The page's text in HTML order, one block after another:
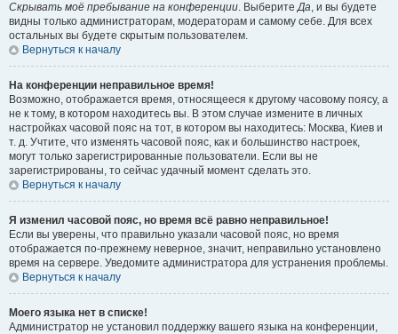
Скрывать моё пребывание на конференции. ВыберитеДа, и вы будете
видны только администраторам, модераторам и самому себе. Для всех
остальных вы будете скрытым пользователем.
Вернуться к началу
На конференции неправильное время!
Возможно, отображается время, относящееся к другому часовому поясу, а
не к тому, в котором находитесь вы. В этом случае измените в личных
настройках часовой пояс на тот, в котором вы находитесь: Москва, Киев и
т. д. Учтите, что изменять часовой пояс, как и большинство настроек,
могут только зарегистрированные пользователи. Если вы не
зарегистрированы, то сейчас удачный момент сделать это.
Вернуться к началу
Я изменил часовой пояс, но время всё равно неправильное!
Если вы уверены, что правильно указали часовой пояс, но время
отображается по-прежнему неверное, значит, неправильно установлено
время на сервере. Уведомите администратора для устранения проблемы.
Вернуться к началу
Моего языка нет в списке!
Администратор не установил поддержку вашего языка на конференции,